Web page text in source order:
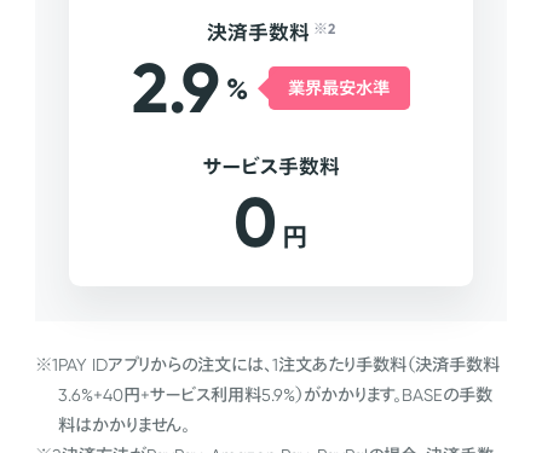
決済手数料 ※2
2.9 % 業界最安水準
サービス手数料
0 円
※1PAY IDアプリからの注文には、1注文あたり手数料（決済手数料
3.6%+40円+サービス利用料5.9%）がかかります。BASEの手数
料はかかりません。